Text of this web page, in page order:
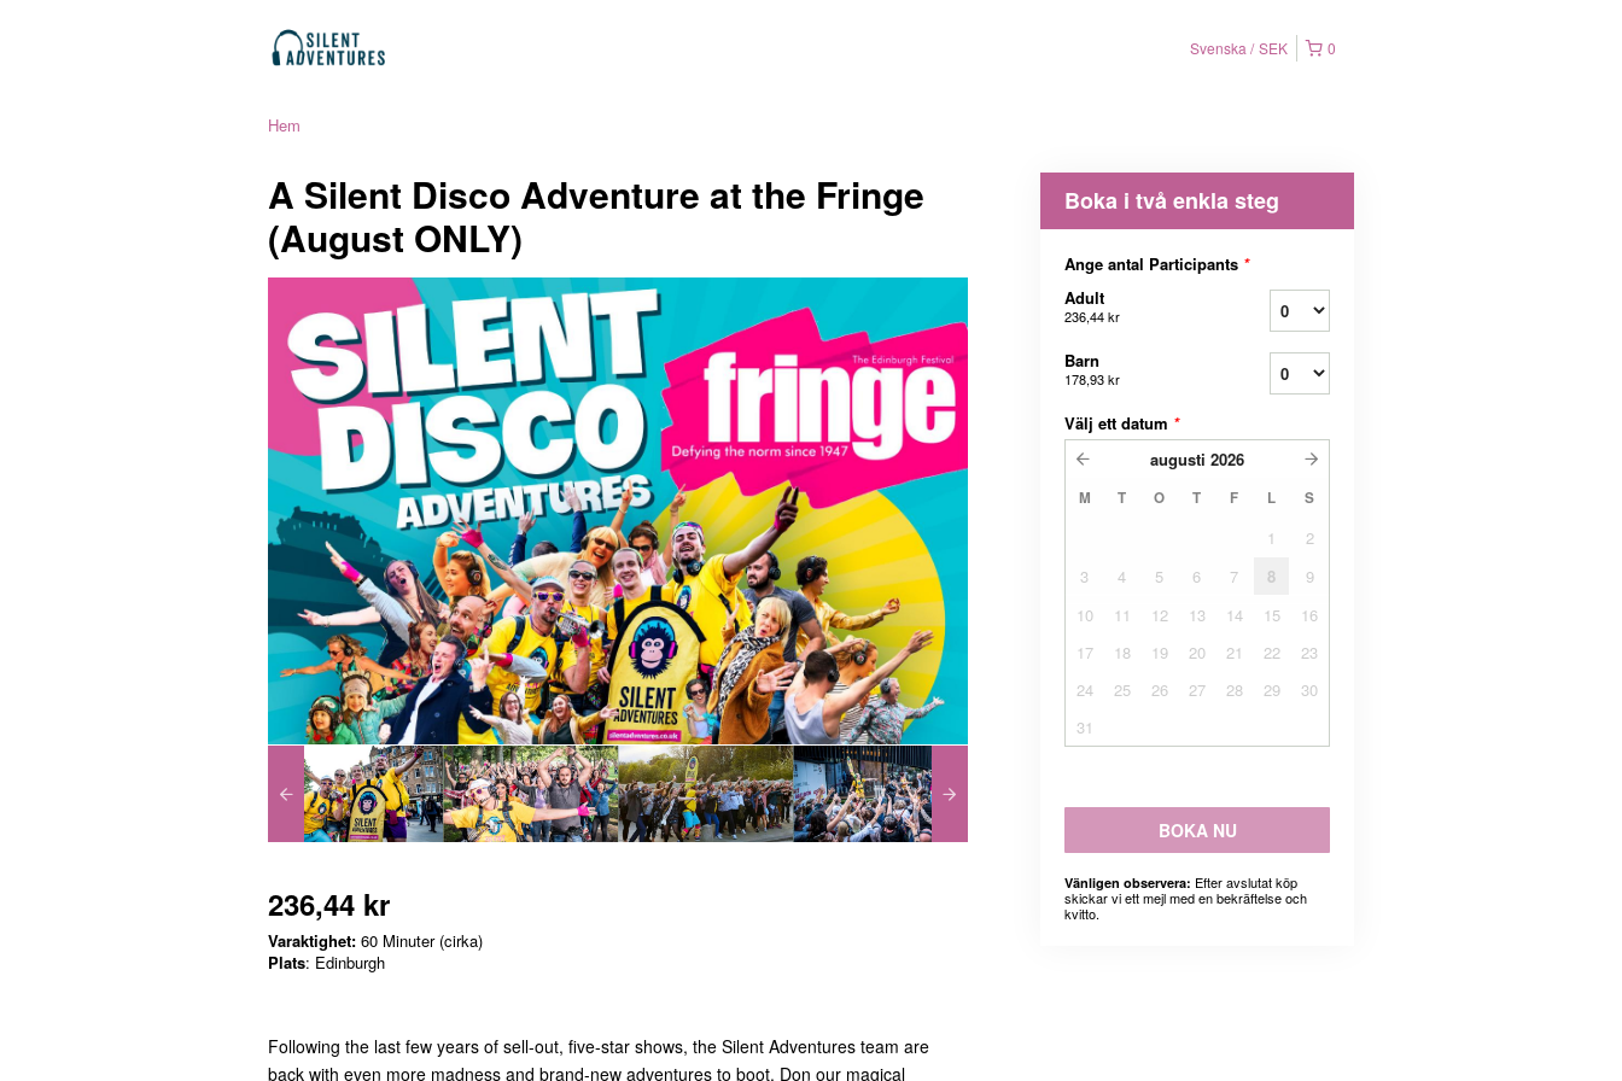
0
Svenska SEK
Hem
A Silent Disco Adventure at the Fringe
(August ONLY)
236,44 kr
Varaktighet: 60 Minuter (cirka)
Plats: Edinburgh
Following the last few years of sell-out, five-star shows, the Silent Adventures team are
back with even more madness and brand-new adventures to boot. Don our magical
Boka i två enkla steg
Ange antal Participants *
Adult
236,44 kr
Barn
178,93 kr
Välj ett datum *
augusti 2026
M T O T F L S
1
2
3
4 5 6 7 8
9
10
11 12 13 14 15
16
17
18 19 20 21 22
23
24
25 26 27 28 29
30
31
BOKA NU
Vänligen observera: Efter avslutat köp
skickar vi ett mejl med en bekräftelse och
kvitto.